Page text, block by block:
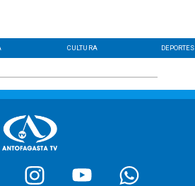
CULTURA DEPORTES